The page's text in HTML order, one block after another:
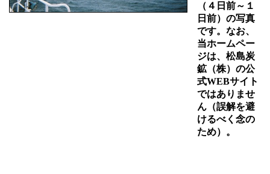
（４日前～１
日前）の写真
です。なお、
当ホームペー
ジは、松島炭
鉱（株）の公
式WEBサイト
ではありませ
ん（誤解を避
けるべく念の
ため）。